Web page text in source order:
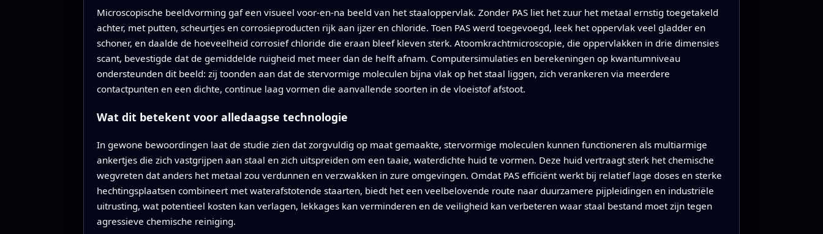
Microscopische beeldvorming gaf een visueel voor-en-na beeld van het staaloppervlak. Zonder PAS liet het zuur het metaal ernstig toegetakeld
achter, met putten, scheurtjes en corrosieproducten rijk aan ijzer en chloride. Toen PAS werd toegevoegd, leek het oppervlak veel gladder en
schoner, en daalde de hoeveelheid corrosief chloride die eraan bleef kleven sterk. Atoomkrachtmicroscopie, die oppervlakken in drie dimensies
scant, bevestigde dat de gemiddelde ruigheid met meer dan de helft afnam. Computersimulaties en berekeningen op kwantumniveau
ondersteunden dit beeld: zij toonden aan dat de stervormige moleculen bijna vlak op het staal liggen, zich verankeren via meerdere
contactpunten en een dichte, continue laag vormen die aanvallende soorten in de vloeistof afstoot.
Wat dit betekent voor alledaagse technologie
In gewone bewoordingen laat de studie zien dat zorgvuldig op maat gemaakte, stervormige moleculen kunnen functioneren als multiarmige
ankertjes die zich vastgrijpen aan staal en zich uitspreiden om een taaie, waterdichte huid te vormen. Deze huid vertraagt sterk het chemische
wegvreten dat anders het metaal zou verdunnen en verzwakken in zure omgevingen. Omdat PAS efficiënt werkt bij relatief lage doses en sterke
hechtingsplaatsen combineert met waterafstotende staarten, biedt het een veelbelovende route naar duurzamere pijpleidingen en industriële
uitrusting, wat potentieel kosten kan verlagen, lekkages kan verminderen en de veiligheid kan verbeteren waar staal bestand moet zijn tegen
agressieve chemische reiniging.